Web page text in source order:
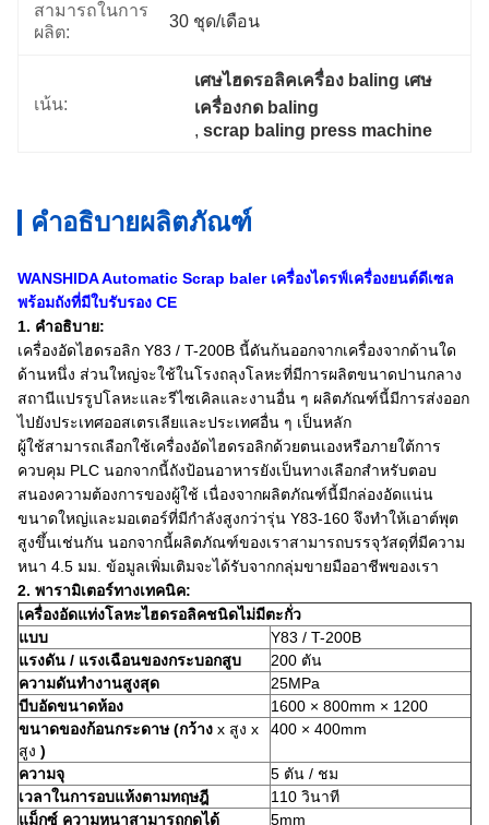
สามารถในการ
ผลิต:
30 ชุด/เดือน
เน้น:
เศษไฮดรอลิคเครื่อง baling เศษ
เครื่องกด baling
, scrap baling press machine
คำอธิบายผลิตภัณฑ์
WANSHIDA Automatic Scrap baler เครื่องไดรฟ์เครื่องยนต์ดีเซล
พร้อมถังที่มีใบรับรอง CE
1. คำอธิบาย:
เครื่องอัดไฮดรอลิก Y83 / T-200B นี้ดันก้นออกจากเครื่องจากด้านใด
ด้านหนึ่ง ส่วนใหญ่จะใช้ในโรงถลุงโลหะที่มีการผลิตขนาดปานกลาง
สถานีแปรรูปโลหะและรีไซเคิลและงานอื่น ๆ ผลิตภัณฑ์นี้มีการส่งออก
ไปยังประเทศออสเตรเลียและประเทศอื่น ๆ เป็นหลัก
ผู้ใช้สามารถเลือกใช้เครื่องอัดไฮดรอลิกด้วยตนเองหรือภายใต้การ
ควบคุม PLC นอกจากนี้ถังป้อนอาหารยังเป็นทางเลือกสำหรับตอบ
สนองความต้องการของผู้ใช้ เนื่องจากผลิตภัณฑ์นี้มีกล่องอัดแน่น
ขนาดใหญ่และมอเตอร์ที่มีกำลังสูงกว่ารุ่น Y83-160 จึงทำให้เอาต์พุต
สูงขึ้นเช่นกัน นอกจากนี้ผลิตภัณฑ์ของเราสามารถบรรจุวัสดุที่มีความ
หนา 4.5 มม. ข้อมูลเพิ่มเติมจะได้รับจากกลุ่มขายมืออาชีพของเรา
2. พารามิเตอร์ทางเทคนิค:
เครื่องอัดแท่งโลหะไฮดรอลิคชนิดไม่มีตะกั่ว
แบบ
Y83 / T-200B
แรงดัน / แรงเฉือนของกระบอกสูบ
200 ตัน
ความดันทำงานสูงสุด
25MPa
บีบอัดขนาดห้อง
1600 × 800mm × 1200
ขนาดของก้อนกระดาษ (กว้าง x สูง x
สูง )
400 × 400mm
ความจุ
5 ตัน / ชม
เวลาในการอบแห้งตามทฤษฎี
110 วินาที
แม็กซ์ ความหนาสามารถกดได้ 5mm